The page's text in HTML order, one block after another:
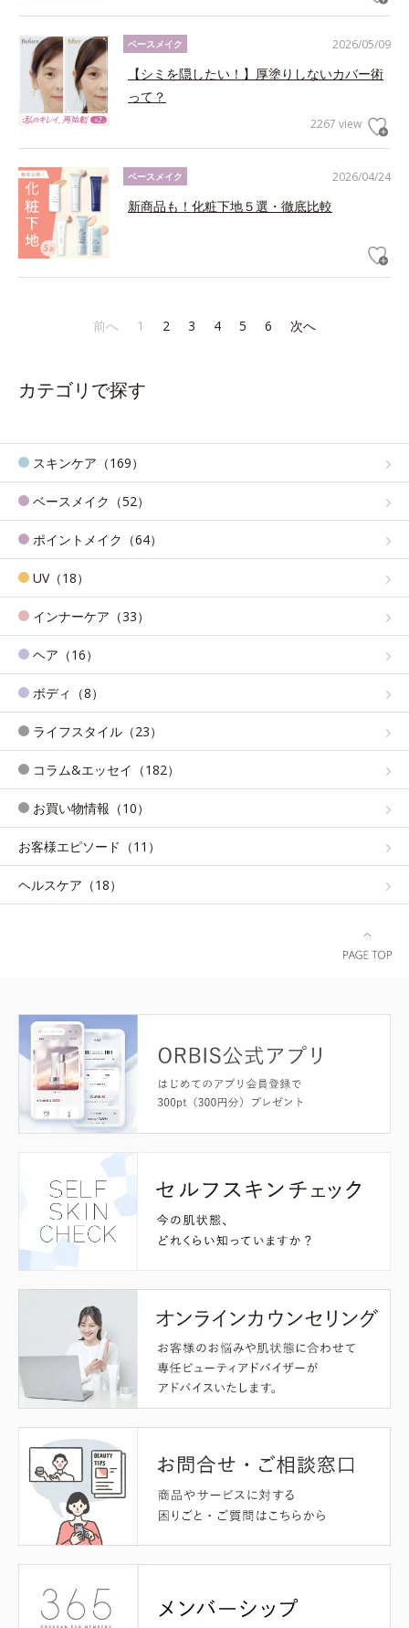
2026/05/09
ベースメイク
【シミを隠したい！】厚塗りしないカバー術
って？
2267 view
2026/04/24
ベースメイク
新商品も！化粧下地５選・徹底比較
前へ 1 2 3 4 5 6 次へ
カテゴリで探す
スキンケア（169）
ベースメイク（52）
ポイントメイク（64）
UV（18）
インナーケア（33）
ヘア（16）
ボディ（8）
ライフスタイル（23）
コラム&エッセイ（182）
お買い物情報（10）
お客様エピソード（11）
ヘルスケア（18）